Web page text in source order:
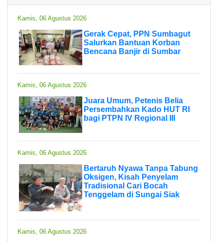
Kamis, 06 Agustus 2026
Gerak Cepat, PPN Sumbagut
Salurkan Bantuan Korban
Bencana Banjir di Sumbar
Kamis, 06 Agustus 2026
Juara Umum, Petenis Belia
Persembahkan Kado HUT RI
bagi PTPN IV Regional III
Kamis, 06 Agustus 2026
Bertaruh Nyawa Tanpa Tabung
Oksigen, Kisah Penyelam
Tradisional Cari Bocah
Tenggelam di Sungai Siak
Kamis, 06 Agustus 2026